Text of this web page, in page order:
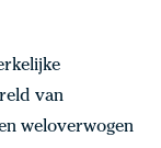
van
weloverwogen